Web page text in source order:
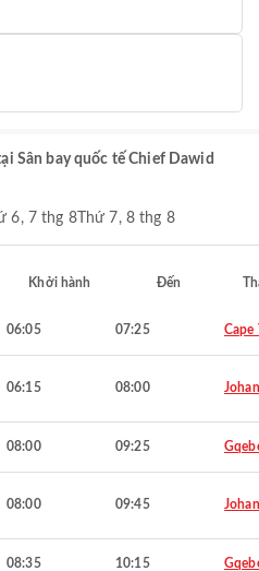
Sân bay quốc tế Chief Dawid
6, 7 thg 8Thứ 7, 8 thg 8
Khởi hành Đến
06:05 07:25 Cape
06:15 08:00
08:00 09:25
08:00 09:45
08:35 10:15